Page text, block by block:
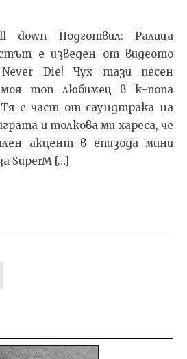
down Подготвил: Ралица
e изведен от видеото
Never Die! Чух тази песен
моя топ любимец в к-попа
Тя е част от саундтрака на
и толкова ми хареса, че
акцент в епизода мини
SuperM […]